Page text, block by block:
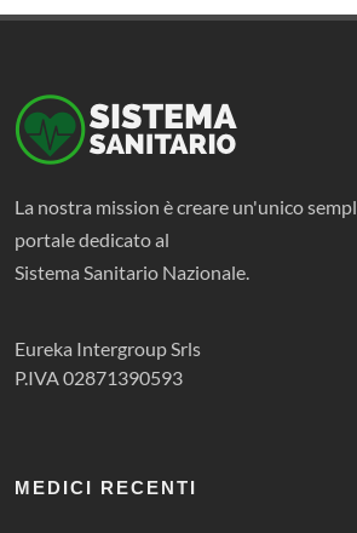
La nostra mission è creare un'unico
portale dedicato al
Sistema Sanitario Nazionale.
Eureka Intergroup Srls
P.IVA 02871390593
MEDICI RECENTI